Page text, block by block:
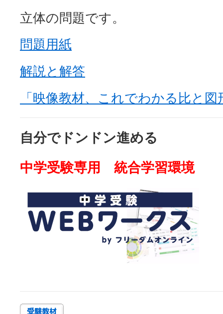
立体の問題です。
問題用紙
解説と解答
「映像教材、これでわかる比と
自分でドンドン進める
中学受験専用 統合学習環境